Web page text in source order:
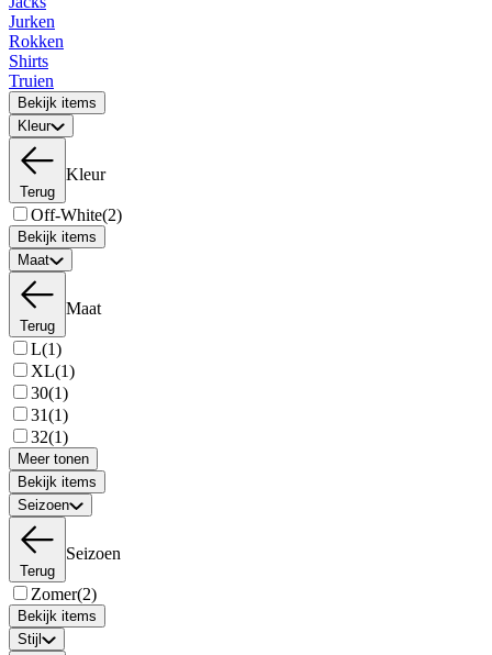
Jurken
Rokken
Shirts
Truien
Bekijk items
Kleur
Terug
Kleur
Off-White(2)
Bekijk items
Maat
Terug
Maat
L(1)
XL(1)
30(1)
31(1)
32(1)
Meer tonen
Bekijk items
Seizoen
Terug
Seizoen
Zomer(2)
Bekijk items
Stijl